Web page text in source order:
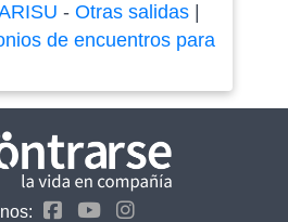
- Otras salidas|
de encuentros para